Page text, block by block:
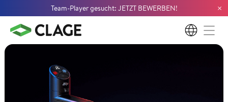
Team-Player gesucht: JETZT BEWERBEN! ×
DE